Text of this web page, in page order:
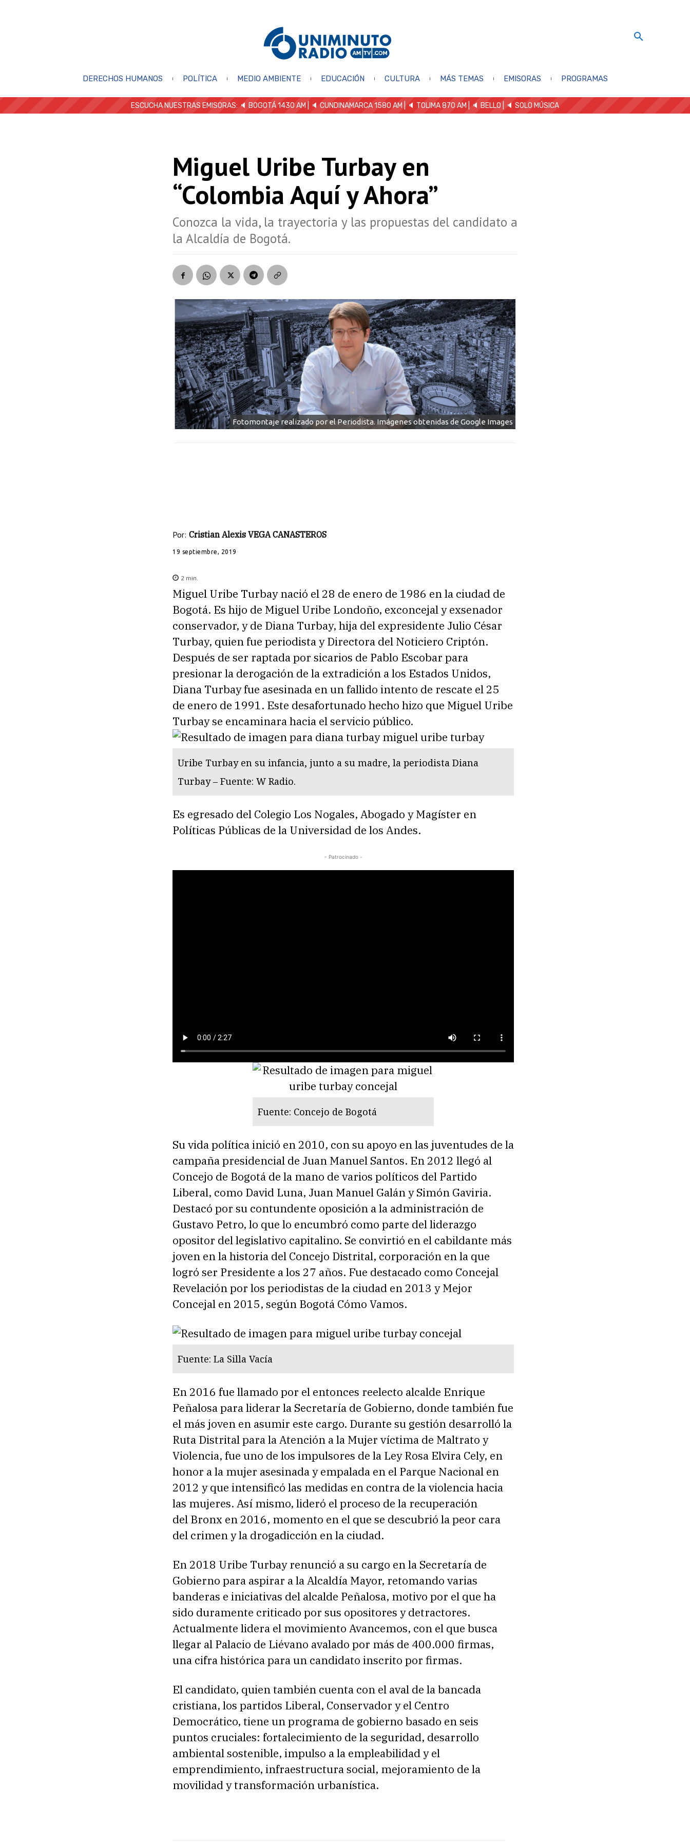
DERECHOS HUMANOS POLÍTICA MEDIO AMBIENTE EDUCACIÓN CULTURA MÁS TEMAS EMISORAS PROGRAMAS
ESCUCHA NUESTRAS EMISORAS: 🔈 BOGOTÁ 1430 AM | 🔈 CUNDINAMARCA 1580 AM | 🔈 TOLIMA 870 AM | 🔈 BELLO 🔈 SOLO MÚSICA
Miguel Uribe Turbay en
“Colombia Aquí y Ahora”
Conozca la vida, la trayectoria y las propuestas del candidato a
la Alcaldía de Bogotá.
Fotomontaje realizado por el Periodista. Imágenes obtenidas de Google Images
Por: Cristian Alexis VEGA CANASTEROS
19 septiembre, 2019
2 min.
Miguel Uribe Turbay nació el 28 de enero de 1986 en la ciudad de
Bogotá. Es hijo de Miguel Uribe Londoño, exconcejal y exsenador
conservador, y de Diana Turbay, hija del expresidente Julio César
Turbay, quien fue periodista y Directora del Noticiero Criptón.
Después de ser raptada por sicarios de Pablo Escobar para
presionar la derogación de la extradición a los Estados Unidos,
Diana Turbay fue asesinada en un fallido intento de rescate el 25
de enero de 1991. Este desafortunado hecho hizo que Miguel Uribe
Turbay se encaminara hacia el servicio público.
Uribe Turbay en su infancia, junto a su madre, la periodista Diana
Turbay – Fuente: W Radio.
Es egresado del Colegio Los Nogales, Abogado y Magíster en
Políticas Públicas de la Universidad de los Andes.
- Patrocinado -
Fuente: Concejo de Bogotá
Su vida política inició en 2010, con su apoyo en las juventudes de la
campaña presidencial de Juan Manuel Santos. En 2012 llegó al
Concejo de Bogotá de la mano de varios políticos del Partido
Liberal, como David Luna, Juan Manuel Galán y Simón Gaviria.
Destacó por su contundente oposición a la administración de
Gustavo Petro, lo que lo encumbró como parte del liderazgo
opositor del legislativo capitalino. Se convirtió en el cabildante más
joven en la historia del Concejo Distrital, corporación en la que
logró ser Presidente a los 27 años. Fue destacado como Concejal
Revelación por los periodistas de la ciudad en 2013 y Mejor
Concejal en 2015, según Bogotá Cómo Vamos.
Fuente: La Silla Vacía
En 2016 fue llamado por el entonces reelecto alcalde Enrique
Peñalosa para liderar la Secretaría de Gobierno, donde también fue
el más joven en asumir este cargo. Durante su gestión desarrolló la
Ruta Distrital para la Atención a la Mujer víctima de Maltrato y
Violencia, fue uno de los impulsores de la Ley Rosa Elvira Cely, en
honor a la mujer asesinada y empalada en el Parque Nacional en
2012 y que intensificó las medidas en contra de la violencia hacia
las mujeres. Así mismo, lideró el proceso de la recuperación
del Bronx en 2016, momento en el que se descubrió la peor cara
del crimen y la drogadicción en la ciudad.
En 2018 Uribe Turbay renunció a su cargo en la Secretaría de
Gobierno para aspirar a la Alcaldía Mayor, retomando varias
banderas e iniciativas del alcalde Peñalosa, motivo por el que ha
sido duramente criticado por sus opositores y detractores.
Actualmente lidera el movimiento Avancemos, con el que busca
llegar al Palacio de Liévano avalado por más de 400.000 firmas,
una cifra histórica para un candidato inscrito por firmas.
El candidato, quien también cuenta con el aval de la bancada
cristiana, los partidos Liberal, Conservador y el Centro
Democrático, tiene un programa de gobierno basado en seis
puntos cruciales: fortalecimiento de la seguridad, desarrollo
ambiental sostenible, impulso a la empleabilidad y el
emprendimiento, infraestructura social, mejoramiento de la
movilidad y transformación urbanística.